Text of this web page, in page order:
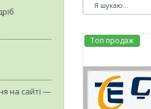
Топ продаж
на сайті —